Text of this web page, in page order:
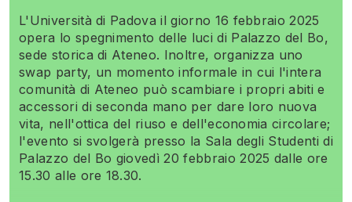
L'Università di Padova il giorno 16 febbraio 2025
opera lo spegnimento delle luci di Palazzo del Bo,
sede storica di Ateneo. Inoltre, organizza uno
swap party, un momento informale in cui l'intera
comunità di Ateneo può scambiare i propri abiti e
accessori di seconda mano per dare loro nuova
vita, nell'ottica del riuso e dell'economia circolare;
l'evento si svolgerà presso la Sala degli Studenti di
Palazzo del Bo giovedì 20 febbraio 2025 dalle ore
15.30 alle ore 18.30.